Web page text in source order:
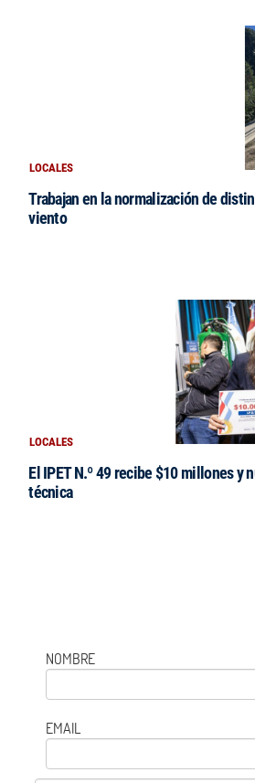
LOCALES
Trabajan en la normalización de
viento
LOCALES
El IPET N.º 49 recibe $10 millones y
técnica
NOMBRE
EMAIL